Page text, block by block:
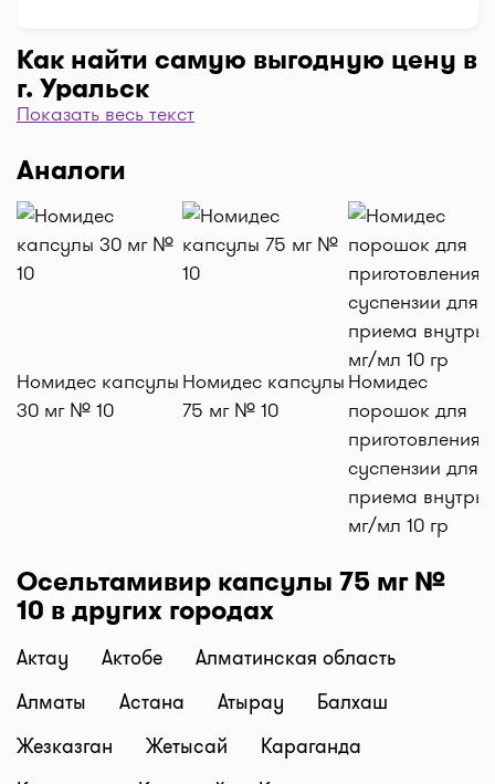
Как найти самую выгодную цену в
г. Уральск
Чтобы отфильтровать аптеки по цене, нажмите
"Фильтр", далее "По цене, от 1..." и кнопку
"Выбрать". Самая низкая цена в аптеке перед
вами. Экономьте с помощью сервиса I-teka!
Доставка
Нужна быстрая доставка лекарств в г. Уральск?
Добавляйте нужные препараты по кнопке
"Купить", оформляйте заявку в корзине "Выбрать
аптеку" и наши курьеры доставят препараты
домой или на работу по оптимальной цене.
Средняя цена доставки лекарств на данный
момент от 1500 тг. до 2500 тг. (стоимость зависит
от времени суток и расстояния между аптекой и
забрать самому в удобное время! При
оформлении заказа, нажмите "Забрать в аптеке",
мы забронируем ваш заказ и отправим код для
получения. Важно: забрать препараты в аптеке
можно только после подверждения наличия от
аптеки.
Актуальность цен
Показать весь текст
Аналоги
Номидес капсулы
30 мг № 10
Номидес капсулы
75 мг № 10
Номидес
порошок для
приготовления
суспензии для
приема внутрь
мг/мл 10 гр
Осельтамивир капсулы 75 мг №
10 в других городах
Актау Актобе
Алматинская область
Алматы
Астана Атырау
Балхаш
Жезказган
Жетысай
Караганда